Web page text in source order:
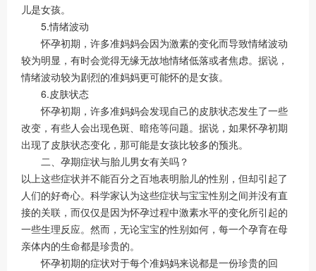
儿是女孩。
5.情绪波动
怀孕初期，许多准妈妈会因为激素的变化而导致情绪波动
较为明显，有时会觉得无缘无故地情绪低落或者焦虑。据说，
情绪波动较为剧烈的准妈妈更可能怀的是女孩。
6.皮肤状态
怀孕初期，许多准妈妈会发现自己的皮肤状态发生了一些
改变，有些人会出现色斑、暗疮等问题。据说，如果怀孕初期
出现了皮肤状态变化，那可能是女孩比较多的预兆。
二、孕期症状与胎儿男女有关吗？
以上这些症状并不能百分之百地表明胎儿的性别，但却引起了
人们的好奇心。科学家认为这些症状与宝宝性别之间并没有直
接的关联，而仅仅是因为怀孕过程中激素水平的变化所引起的
一些生理反应。然而，无论宝宝的性别如何，每一个孕育在母
亲体内的生命都是珍贵的。
怀孕初期的症状对于每个准妈妈来说都是一份珍贵的回